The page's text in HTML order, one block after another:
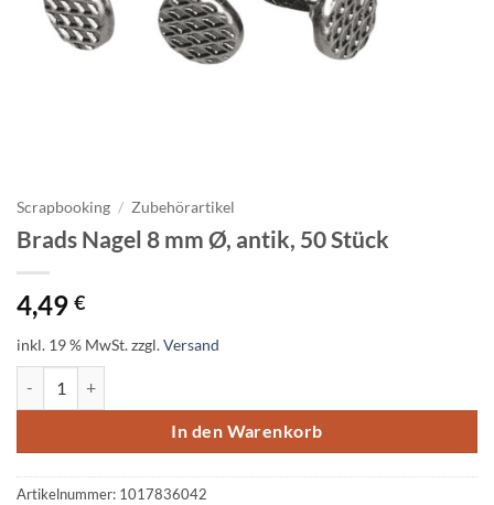
Scrapbooking / Zubehörartikel
Brads Nagel 8 mm Ø, antik, 50 Stück
4,49 €
inkl. 19 % MwSt.zzgl.Versand
In den Warenkorb
Artikelnummer: 1017836042